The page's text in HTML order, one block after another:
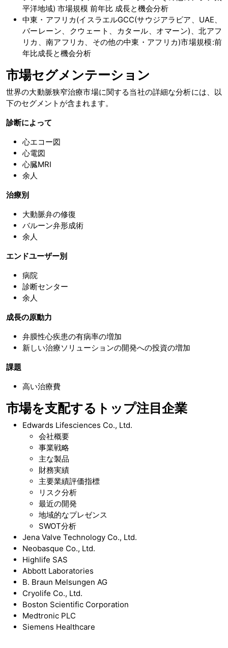
平洋地域) 市場規模 前年比 成長と機会分析
中東・アフリカ(イスラエルGCC(サウジアラビア、UAE、
バーレーン、クウェート、カタール、オマーン)、北アフ
リカ、南アフリカ、その他の中東・アフリカ)市場規模:前
年比成長と機会分析
市場セグメンテーション
世界の大動脈狭窄治療市場に関する当社の詳細な分析には、以
下のセグメントが含まれます。
診断によって
心エコー図
心電図
心臓MRI
余人
治療別
大動脈弁の修復
バルーン弁形成術
余人
エンドユーザー別
病院
診断センター
余人
成長の原動力
弁膜性心疾患の有病率の増加
新しい治療ソリューションの開発への投資の増加
課題
高い治療費
市場を支配するトップ注目企業
Edwards Lifesciences Co., Ltd.
会社概要
事業戦略
主な製品
財務実績
主要業績評価指標
リスク分析
最近の開発
地域的なプレゼンス
SWOT分析
Jena Valve Technology Co., Ltd.
Neobasque Co., Ltd.
Highlife SAS
Abbott Laboratories
B. Braun Melsungen AG
Cryolife Co., Ltd.
Boston Scientific Corporation
Medtronic PLC
Siemens Healthcare